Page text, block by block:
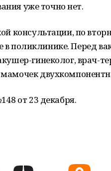
уже точно нет.
консультации, по
в поликлинике. Перед
гинеколог, врач-
от 23 декабря.